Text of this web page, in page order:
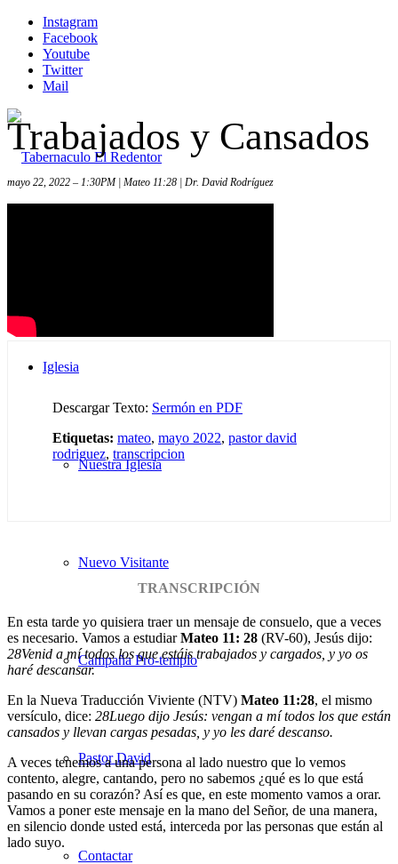
Instagram
Facebook
Youtube
Twitter
Mail
Iglesia
Nuestra Iglesia
Nuevo Visitante
Campaña Pro-templo
Pastor David
Contactar
Trabajados y Cansados
mayo 22, 2022 – 1:30PM | Mateo 11:28 | Dr. David Rodríguez
Descargar Texto: Sermón en PDF
Etiquetas: mateo, mayo 2022, pastor david
rodriguez, transcripcion
TRANSCRIPCIÓN
En esta tarde yo quisiera traer un mensaje de consuelo, que a veces
es necesario. Vamos a estudiarMateo 11: 28 (RV-60), Jesús dijo:
28Venid a mí todos los que estáis trabajados y cargados, y yo os
haré descansar.
En la Nueva Traducción Viviente (NTV) Mateo 11:28, el mismo
versículo, dice: 28Luego dijo Jesús: vengan a mí todos los que están
cansados y llevan cargas pesadas, y yo les daré descanso.
A veces tenemos a una persona al lado nuestro que lo vemos
contento, alegre, cantando, pero no sabemos ¿qué es lo que está
pasando en su corazón? Así es que, en este momento vamos a orar.
Vamos a poner este mensaje en la mano del Señor, de una manera,
en silencio donde usted está, interceda por las personas que están al
lado suyo.